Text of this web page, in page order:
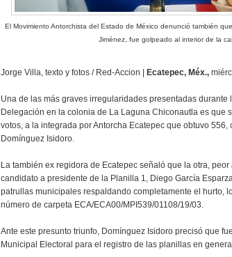
El Movimiento Antorchista del Estado de México denunció también
Jiménez, fue golpeado al interior de la
Jorge Villa, texto y fotos / Red-Accion | Ecatepec, Méx.,
Una de las más graves irregularidades presentadas
Delegación en la colonia de La Laguna Chiconautla es que
votos, a la integrada por Antorcha Ecatepec que obtuvo
Domínguez Isidoro.
La también ex regidora de Ecatepec señaló que la otra,
candidato a presidente de la Planilla 1, Diego García
patrullas municipales respaldando completamente el hurto,
número de carpeta ECA/ECA00/MPI539/01108/19/03.
Ante este presunto triunfo, Domínguez Isidoro precisó que
Municipal Electoral para el registro de las planillas en